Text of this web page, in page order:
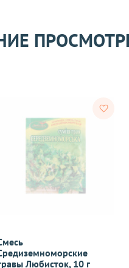
Любисток, 10 г